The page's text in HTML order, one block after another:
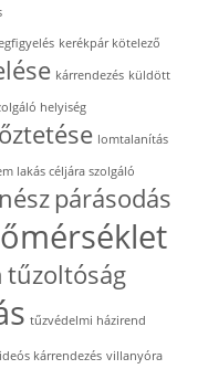
kerékpár kötelező
kárrendezés küldött
helyiség
lomtalanítás
lakás céljára szolgáló
párásodás
tűzoltóság
tűzvédelmi házirend
kárrendezés villanyóra